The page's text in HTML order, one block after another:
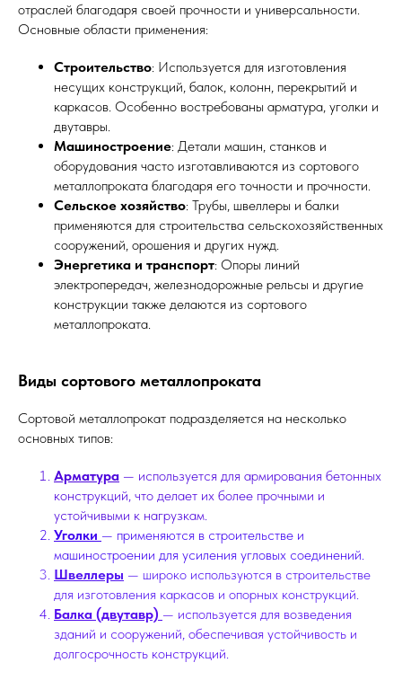
отраслей благодаря своей прочности и универсальности.
Основные области применения:
Строительство: Используется для изготовления
несущих конструкций, балок, колонн, перекрытий и
каркасов. Особенно востребованы арматура, уголки и
двутавры.
Машиностроение: Детали машин, станков и
оборудования часто изготавливаются из сортового
металлопроката благодаря его точности и прочности.
Сельское хозяйство: Трубы, швеллеры и балки
применяются для строительства сельскохозяйственных
сооружений, орошения и других нужд.
Энергетика и транспорт: Опоры линий
электропередач, железнодорожные рельсы и другие
конструкции также делаются из сортового
металлопроката.
Виды сортового металлопроката
Сортовой металлопрокат подразделяется на несколько
основных типов:
Арматура — используется для армирования бетонных
конструкций, что делает их более прочными и
устойчивыми к нагрузкам.
Уголки — применяются в строительстве и
машиностроении для усиления угловых соединений.
Швеллеры — широко используются в строительстве
для изготовления каркасов и опорных конструкций.
Балка (двутавр) — используется для возведения
зданий и сооружений, обеспечивая устойчивость и
долгосрочность конструкций.